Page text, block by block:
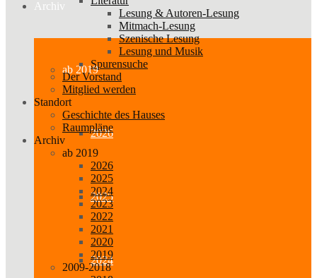
Archiv
ab 2019
2026
2025
2024
Lesung & Autoren-Lesung
Mitmach-Lesung
Szenische Lesung
Lesung und Musik
Spurensuche
Der Vorstand
Mitglied werden
Standort
Geschichte des Hauses
Raumpläne
Archiv
ab 2019
2026
2025
2024
2023
2022
2021
2020
2019
2009-2018